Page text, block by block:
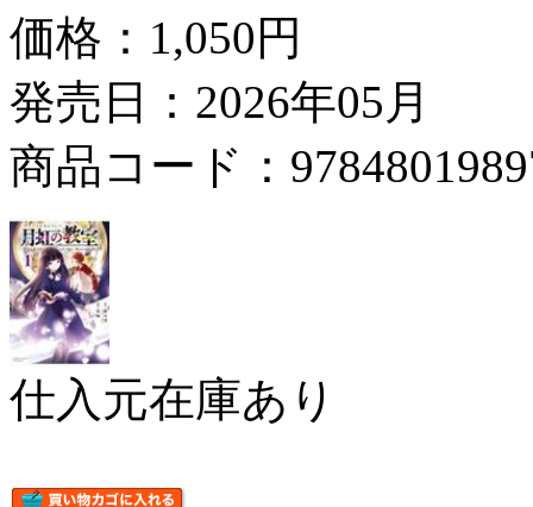
価格： 1,050円
発売日：2026年05月
商品コード：
仕入元在庫あり